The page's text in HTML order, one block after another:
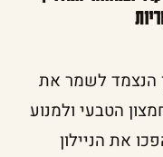
הנצמד לשמר את
הטבעי ולמנוע
את הניילון